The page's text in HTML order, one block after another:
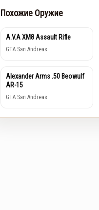
Похожие Оружие
A.V.A XM8 Assault Rifle
GTA San Andreas
Alexander Arms .50 Beowulf
AR-15
GTA San Andreas